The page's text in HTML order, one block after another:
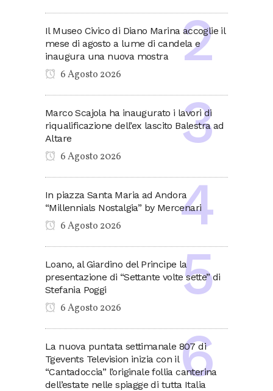
Il Museo Civico di Diano Marina accoglie il
mese di agosto a lume di candela e
inaugura una nuova mostra
6 Agosto 2026
Marco Scajola ha inaugurato i lavori di
riqualificazione dell’ex lascito Balestra ad
Altare
6 Agosto 2026
In piazza Santa Maria ad Andora
“Millennials Nostalgia” by Mercenari
6 Agosto 2026
Loano, al Giardino del Principe la
presentazione di “Settante volte sette” di
Stefania Poggi
6 Agosto 2026
La nuova puntata settimanale 807 di
Tgevents Television inizia con il
“Cantadoccia” l’originale follia canterina
dell’estate nelle spiagge di tutta Italia